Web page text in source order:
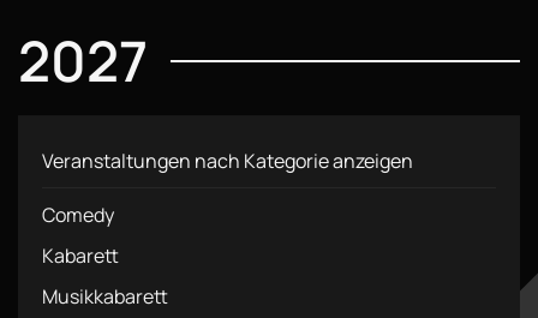
2027
Veranstaltungen nach Kategorie anzeigen
Comedy
Kabarett
Musikkabarett